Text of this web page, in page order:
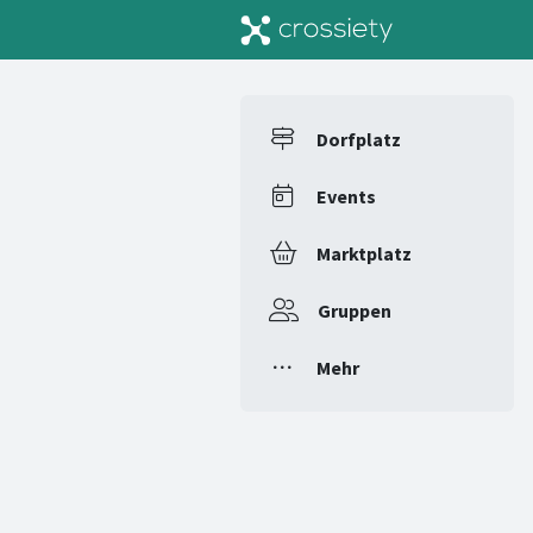
Dorfplatz
Events
Marktplatz
Gruppen
Mehr